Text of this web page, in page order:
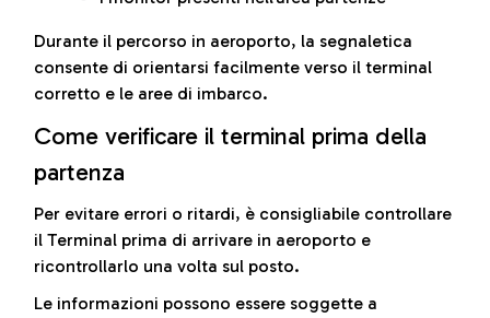
Durante il percorso in aeroporto, la segnaletica
consente di orientarsi facilmente verso il terminal
corretto e le aree di imbarco.
Come verificare il terminal prima della
partenza
Per evitare errori o ritardi, è consigliabile controllare
il Terminal prima di arrivare in aeroporto e
ricontrollarlo una volta sul posto.
Le informazioni possono essere soggette a